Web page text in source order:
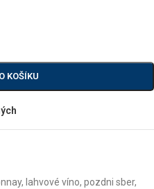
KOŠÍKU
, lahvové víno, pozdni sber,